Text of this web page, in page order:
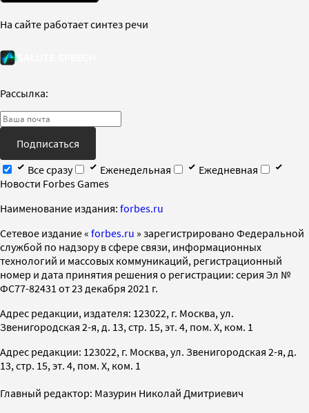
На сайте работает синтез речи
Рассылка:
Подписаться
Все сразу
Еженедельная
Ежедневная
Новости Forbes Games
Наименование издания: forbes.ru
Cетевое издание « forbes.ru » зарегистрировано Федеральной
службой по надзору в сфере связи, информационных
технологий и массовых коммуникаций, регистрационный
номер и дата принятия решения о регистрации: серия Эл №
ФС77-82431 от 23 декабря 2021 г.
Адрес редакции, издателя: 123022, г. Москва, ул.
Звенигородская 2-я, д. 13, стр. 15, эт. 4, пом. X, ком. 1
Адрес редакции: 123022, г. Москва, ул. Звенигородская 2-я, д.
13, стр. 15, эт. 4, пом. X, ком. 1
Главный редактор: Мазурин Николай Дмитриевич